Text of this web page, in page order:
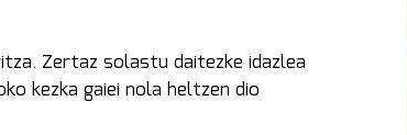
Zertaz solastu daitezke idazlea
kezka gaiei nola heltzen dio